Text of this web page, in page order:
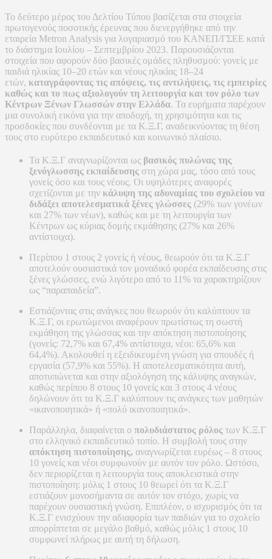
Το δεύτερο μέρος του Δελτίου Τύπου βασίζεται στα στοιχεία
πρωτογενούς ποσοτικής έρευνας που διενεργήθηκε από την
εταιρεία Metron Analysis για λογαριασμό του ΚΑΝΕΠ/ΓΣΕΕ κατά
το διάστημα Ιουλίου – Σεπτεμβρίου 2023. Παρουσιάζονται
στοιχεία που αφορούν δύο βασικές ομάδες πληθυσμού: γονείς με
παιδιά ηλικίας 10–20 ετών και νέους ηλικίας 18–24
ετών, καταγράφοντας τις απόψεις, τις αντιλήψεις, τις εμπειρίες
καθώς και το πως αξιολογούν τη λειτουργία και τον ρόλο των
Κέντρων Ξένων Γλωσσών στην Ελλάδα. Τα ευρήματα παρέχουν
μια συνολική εικόνα για την αποδοχή, τη χρησιμότητα και τις
προσδοκίες που συνδέονται με τα Κ.Ξ.Γ, αναδεικνύοντας τη θέση
τους στο ευρύτερο εκπαιδευτικό και κοινωνικό πλαίσιο.
Τα Κ.Ξ.Γ αναγνωρίζονται ως βασικός πυλώνας της
ξενόγλωσσης εκπαίδευσης στη χώρα μας, τόσο από τους
γονείς όσο και τους νέους. Οι υψηλότερες αναφορές
σχετίζονται με την κάλυψη της αδυναμίας του σχολείου να
διδάξει αποτελεσματικά ξένες γλώσσες (29% των γονέων
και 27% των νέων), καθώς και με τη λειτουργία των
Κέντρων ως κύριας δομής εκμάθησης (27% και 26%
αντίστοιχα).
Περίπου 1 στους 2 γονείς ή νέους, θεωρούν ότι τα Κ.Ξ.Γ
αποτελούν ουσιαστικά τον μοναδικό φορέα εκπαίδευσης στις
ξένες γλώσσες, ενώ λιγότερο από το 11% τα χαρακτηρίζουν
ως “παραπαιδεία”.
Εστιάζοντας στις ανάγκες που θεωρούν ότι καλύπτουν τα
Κ.Ξ.Γ, οι ερωτώμενοι αναφέρουν πρωτίστως τη σωστή
εκμάθηση της γλώσσας και την απόκτηση πιστοποίησης
(γονείς: 72,7% και 67,4% αντίστοιχα, νέοι: 65,6% και
64,4%). Ακολουθεί η εξειδικευμένη γνώση για σπουδές ή
εργασία (57,9% και 55%). Η αποτελεσματικότητα αυτή,
αποτυπώνεται και στην αξιολόγηση της κάλυψης αναγκών,
καθώς περίπου 8 στους 10 γονείς και 3 στους 4 νέους
δηλώνουν ότι τα Κ.Ξ.Γ καλύπτουν τις ανάγκες των μαθητών
«ικανοποιητικά» ή «πολύ ικανοποιητικά».
Παράλληλα, διαφαίνεται ο πολυδιάστατος ρόλος των Κ.Ξ.Γ
στο ελληνικό εκπαιδευτικό τοπίο. Η συμβολή τους στην
απόκτηση πιστοποίησης, αναγνωρίζεται ευρέως – 8 στους
10 γονείς και νέοι συμφωνούν με αυτόν τον ρόλο. Ωστόσο,
δεν περιορίζεται η λειτουργία τους αποκλειστικά στην
πιστοποίηση: μόλις 1 στους 10 θεωρεί ότι τα Κ.Ξ.Γ
εστιάζουν μονοσήμαντα σε αυτόν τον στόχο, χωρίς να
παρέχουν ουσιαστική γνώση. Επιπλέον, ο ισχυρισμός ότι τα
Κ.Ξ.Γ ενισχύουν την αδιαφορία των παιδιών για το σχολείο
απορρίπτεται σε μεγάλο βαθμό, καθώς μόλις 1 στους 10
συμφωνεί πλήρως με αυτή τη δήλωση.